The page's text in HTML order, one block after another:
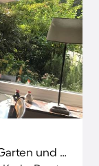
Familienorientierte Wohnung mit Garten und Terrasse